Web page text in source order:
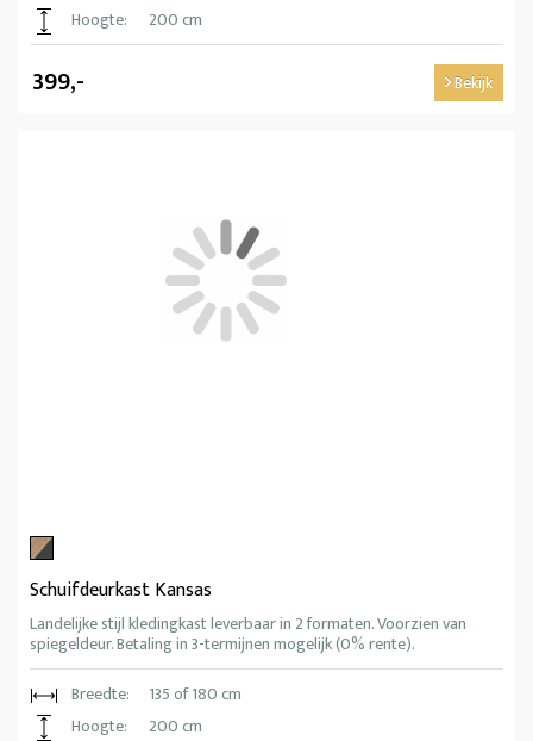
Hoogte:
200 cm
399,- Bekijk
Schuifdeurkast Kansas
Landelijke stijl kledingkast leverbaar in 2 formaten. Voorzien van
spiegeldeur. Betaling in 3-termijnen mogelijk (0% rente).
Breedte:
135 of 180 cm
Hoogte:
200 cm